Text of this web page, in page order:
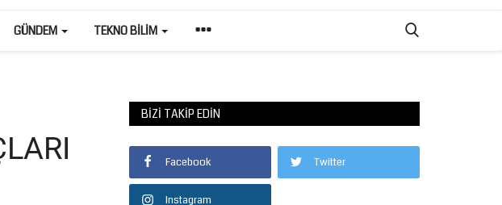
GÜNDEM TEKNO BILIM
BIZI TAKIP EDIN
Facebook Twitter
Instagram